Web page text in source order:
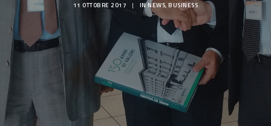
NEWS
SEARCH
11 OTTOBRE 2017 | INNEWS,BUSINESS